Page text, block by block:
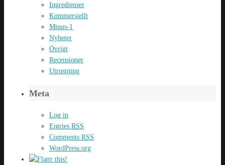
Ingredienser
Kommersiellt
Minus-1
Nyheter
Övrigt
Recensioner
Utrustning
Meta
Log in
Entries RSS
Comments RSS
WordPress.org